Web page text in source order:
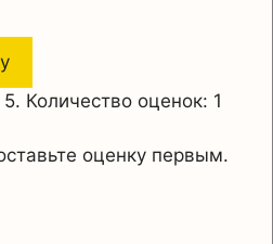
5. Количество оценок: 1
оценку первым.